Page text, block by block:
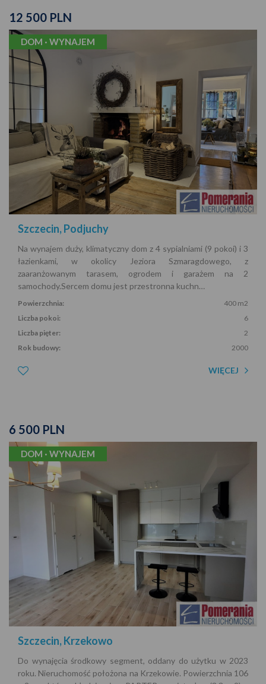
12 500 PLN
DOM · WYNAJEM
Szczecin, Podjuchy
Na wynajem duży, klimatyczny dom z 4 sypialniami (9 pokoi) i 3
łazienkami, w okolicy Jeziora Szmaragdowego, z
zaaranżowanym tarasem, ogrodem i garażem na 2
samochody.Sercem domu jest przestronna kuchn…
Powierzchnia:
400 m2
Liczba pokoi:
6
Liczba pięter:
2
Rok budowy:
2000
WIĘCEJ
6 500 PLN
DOM · WYNAJEM
Szczecin, Krzekowo
Do wynajęcia środkowy segment, oddany do użytku w 2023
roku. Nieruchomość położona na Krzekowie. Powierzchnia 106